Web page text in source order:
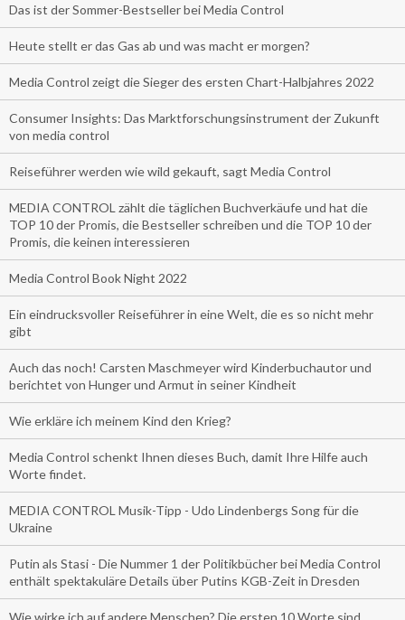
Das ist der Sommer-Bestseller bei Media Control
Heute stellt er das Gas ab und was macht er morgen?
Media Control zeigt die Sieger des ersten Chart-Halbjahres 2022
Consumer Insights: Das Marktforschungsinstrument der Zukunft
von media control
Reiseführer werden wie wild gekauft, sagt Media Control
MEDIA CONTROL zählt die täglichen Buchverkäufe und hat die
TOP 10 der Promis, die Bestseller schreiben und die TOP 10 der
Promis, die keinen interessieren
Media Control Book Night 2022
Ein eindrucksvoller Reiseführer in eine Welt, die es so nicht mehr
gibt
Auch das noch! Carsten Maschmeyer wird Kinderbuchautor und
berichtet von Hunger und Armut in seiner Kindheit
Wie erkläre ich meinem Kind den Krieg?
Media Control schenkt Ihnen dieses Buch, damit Ihre Hilfe auch
Worte findet.
MEDIA CONTROL Musik-Tipp - Udo Lindenbergs Song für die
Ukraine
Putin als Stasi - Die Nummer 1 der Politikbücher bei Media Control
enthält spektakuläre Details über Putins KGB-Zeit in Dresden
Wie wirke ich auf andere Menschen? Die ersten 10 Worte sind